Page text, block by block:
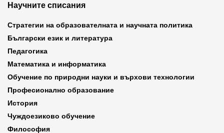
Научните списания
Стратегии на образователната и научната политика
Български език и литература
Педагогика
Математика и информатика
Обучение по природни науки и върхови технологии
Професионално образование
История
Чуждоезиково обучение
Философия